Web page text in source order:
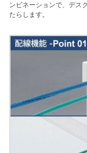
ンビネーションで、デス
たらします。